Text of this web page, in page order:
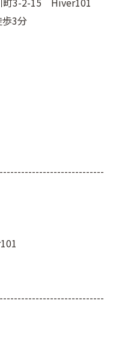
3分